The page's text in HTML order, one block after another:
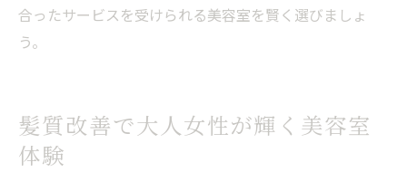
合ったサービスを受けられる美容室を賢く選びましょ
う。
髪質改善で大人女性が輝く美容室
体験